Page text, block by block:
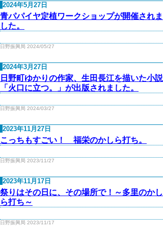
2024年5月27日
青パパイヤ定植ワークショップが開催されま
した。
日野振興局 2024/05/27
2024年3月27日
日野町ゆかりの作家、生田長江を描いた小説
「火口に立つ。」が出版されました。
日野振興局 2024/03/27
2023年11月27日
こっちもすごい！ 福栄のかしら打ち。
日野振興局 2023/11/27
2023年11月17日
祭りはその日に、その場所で！～多里のかし
ら打ち～
日野振興局 2023/11/17